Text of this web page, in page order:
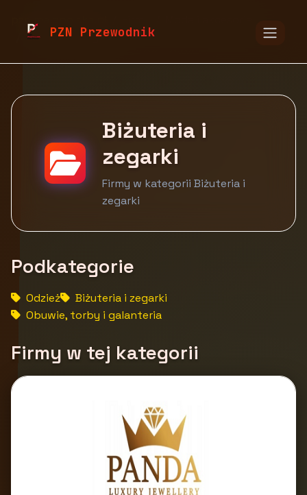
PZN Przewodnik
Biżuteria i zegarki
Biżuteria i
zegarki
Firmy w kategorii Biżuteria i
zegarki
Podkategorie
Odzież
Biżuteria i zegarki
Obuwie, torby i galanteria
Firmy w tej kategorii